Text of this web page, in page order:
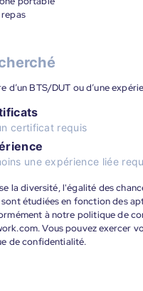
d’un BTS/DUT ou d’une
certificat requis
une expérience liée
la diversité, l'égalité des
étudiées en fonction des
à notre politique de
Vous pouvez exercer
de confidentialité.